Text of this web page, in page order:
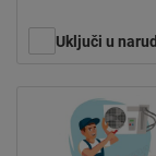
Uključi u